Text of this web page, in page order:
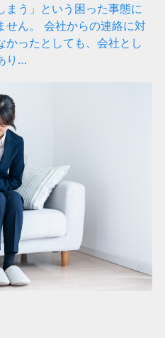
まう」という困った事態に
せん。 会社からの連絡に対
かったとしても、会社とし
り…